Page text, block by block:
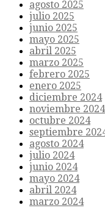
agosto 2025
julio 2025
junio 2025
mayo 2025
abril 2025
marzo 2025
febrero 2025
enero 2025
diciembre 2024
noviembre 2024
octubre 2024
septiembre
agosto 2024
julio 2024
junio 2024
mayo 2024
abril 2024
marzo 2024